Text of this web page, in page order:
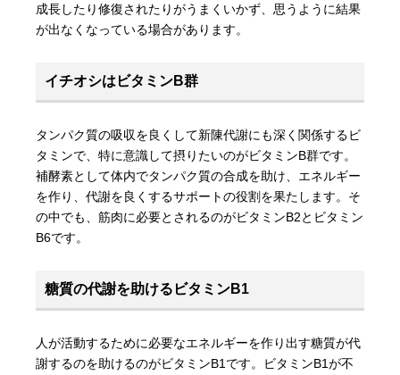
成長したり修復されたりがうまくいかず、思うように結果
が出なくなっている場合があります。
イチオシはビタミンB群
タンパク質の吸収を良くして新陳代謝にも深く関係するビ
タミンで、特に意識して摂りたいのがビタミンB群です。
補酵素として体内でタンパク質の合成を助け、エネルギー
を作り、代謝を良くするサポートの役割を果たします。そ
の中でも、筋肉に必要とされるのがビタミンB2とビタミン
B6です。
糖質の代謝を助けるビタミンB1
人が活動するために必要なエネルギーを作り出す糖質が代
謝するのを助けるのがビタミンB1です。ビタミンB1が不